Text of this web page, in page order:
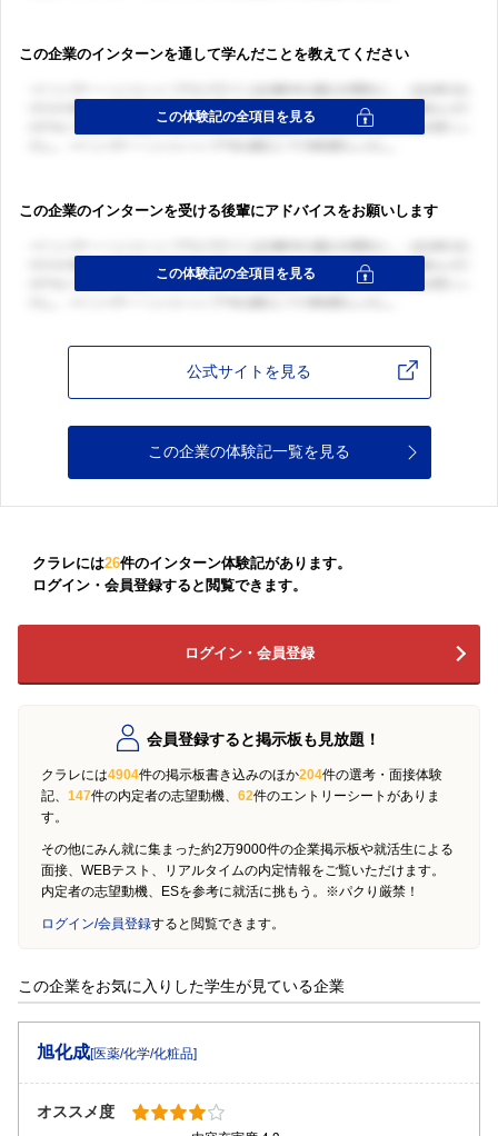
この企業のインターンを通して学んだことを教えてください
この企業のインターンを受ける後輩にアドバイスをお願いします
公式サイトを見る
この企業の体験記一覧を見る
クラレには26件のインターン体験記があります。
ログイン・会員登録すると閲覧できます。
ログイン・会員登録
会員登録すると掲示板も見放題！
クラレには4904件の掲示板書き込みのほか204件の選考・面接体験
記、 147件の内定者の志望動機、 62件のエントリーシートがありま
す。
その他にみん就に集まった約2万9000件の企業掲示板や就活生による
面接、WEBテスト、リアルタイムの内定情報をご覧いただけます。
内定者の志望動機、ESを参考に就活に挑もう。※パクり厳禁！
ログイン/会員登録すると閲覧できます。
この企業をお気に入りした学生が見ている企業
旭化成[医薬/化学/化粧品]
オススメ度